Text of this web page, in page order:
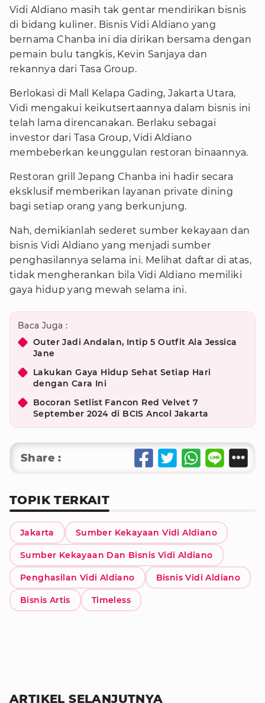
Vidi Aldiano masih tak gentar mendirikan bisnis
di bidang kuliner. Bisnis Vidi Aldiano yang
bernama Chanba ini dia dirikan bersama dengan
pemain bulu tangkis, Kevin Sanjaya dan
rekannya dari Tasa Group.
Berlokasi di Mall Kelapa Gading, Jakarta Utara,
Vidi mengakui keikutsertaannya dalam bisnis ini
telah lama direncanakan. Berlaku sebagai
investor dari Tasa Group, Vidi Aldiano
membeberkan keunggulan restoran binaannya.
Restoran grill Jepang Chanba ini hadir secara
eksklusif memberikan layanan private dining
bagi setiap orang yang berkunjung.
Nah, demikianlah sederet sumber kekayaan dan
bisnis Vidi Aldiano yang menjadi sumber
penghasilannya selama ini. Melihat daftar di atas,
tidak mengherankan bila Vidi Aldiano memiliki
gaya hidup yang mewah selama ini.
Baca Juga :
Outer Jadi Andalan, Intip 5 Outfit Ala Jessica
Jane
Lakukan Gaya Hidup Sehat Setiap Hari
dengan Cara Ini
Bocoran Setlist Fancon Red Velvet 7
September 2024 di BCIS Ancol Jakarta
Share :
TOPIK TERKAIT
Jakarta Sumber Kekayaan Vidi Aldiano
Sumber Kekayaan Dan Bisnis Vidi Aldiano
Penghasilan Vidi Aldiano Bisnis Vidi Aldiano
Bisnis Artis Timeless
ARTIKEL SELANJUTNYA